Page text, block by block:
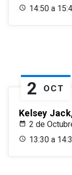
14:50 a
2 OCT
Kelsey
2 de
13:30 a